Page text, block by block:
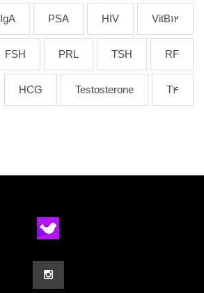
VitB12
HIV
PSA
IgA
RF
TSH
PRL
FSH
T4
Testosterone
HCG